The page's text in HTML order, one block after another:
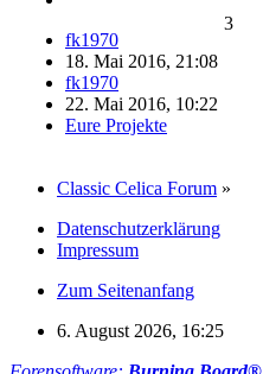
fk1970
18. Mai 2016, 21:08
fk1970
22. Mai 2016, 10:22
Eure Projekte
3
Classic Celica Forum »
Datenschutzerklärung
Impressum
Zum Seitenanfang
6. August 2026, 16:25